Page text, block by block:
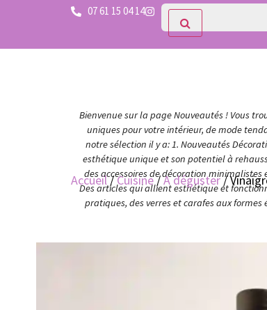
07 61 15 04 14
Bienvenue sur la page Nouveautés ! Vous
uniques pour votre intérieur, de mode
notre sélection il y a: 1. Nouveautés
esthétique unique et son potentiel à
des accessoires de décoration minimalistes
Des articles qui allient esthétique et
pratiques, des verres et carafes aux
Accueil/Cuisine/A déguster/